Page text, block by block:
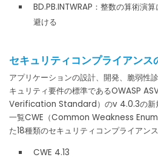
BD.PB.INTWRAP：整数の算術演
避ける
セキュリティコンプライアンス
アプリケーションの設計、開発、脆弱性
キュリティ要件の標準であるOWASP
Verification Standard）のv 4.0.3の新
一覧CWE（Common Weakness
た18種類のセキュリティコンプライアン
CWE 4.13